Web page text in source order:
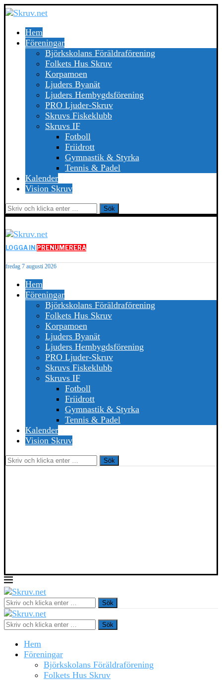
Hem
Föreningar
Björkskolans Föräldraförening
Folkets Hus Skruv
Korpamoen
Ljuders Byanät
Ljuders Hembygdsförening
PRO Ljuder-Skruv
Skruvs Fiskeklubb
Skruvs IF
Fotboll
Friidrott
Gymnastik & Styrka
Tennis & Padel
Kalender
Vision Skruv
Sök
LOGGA IN PRENUMERERA
fredag 7 augusti 2026
Hem
Föreningar
Björkskolans Föräldraförening
Folkets Hus Skruv
Korpamoen
Ljuders Byanät
Ljuders Hembygdsförening
PRO Ljuder-Skruv
Skruvs Fiskeklubb
Skruvs IF
Fotboll
Friidrott
Gymnastik & Styrka
Tennis & Padel
Kalender
Vision Skruv
Sök
Sök
Sök
Hem
Föreningar
Björkskolans Föräldraförening
Folkets Hus Skruv